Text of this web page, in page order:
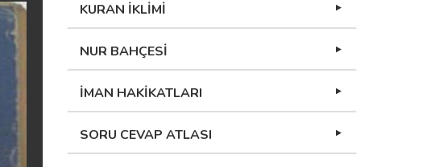
KURAN İKLİMİ
NUR BAHÇESİ
İMAN HAKİKATLARI
SORU CEVAP ATLASI